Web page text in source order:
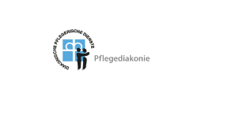
Pflegediakonie Alten Eichen